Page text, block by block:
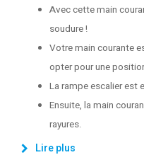
Avec cette main
soudure !
Votre main courante
opter pour une
La rampe escalier est
Ensuite, la main
rayures.
Lire plus